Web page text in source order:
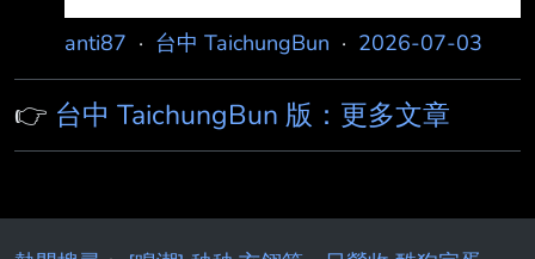
anti87 · 台中 TaichungBun · 2026-07-03
👉 台中 TaichungBun 版：更多文章